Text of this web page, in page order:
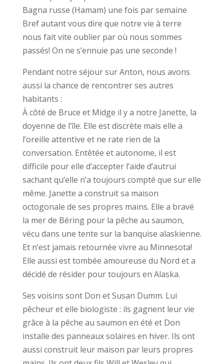
Bagna russe (Hamam) une fois par semaine
Bref autant vous dire que notre vie à terre
nous fait vite oublier par où nous sommes
passés! On ne s’ennuie pas une seconde !
Pendant notre séjour sur Anton, nous avons
aussi la chance de rencontrer ses autres
habitants :
À côté de Bruce et Midge il y a notre Janette, la
doyenne de l’île. Elle est discrète mais elle a
l’oreille attentive et ne rate rien de la
conversation. Entêtée et autonome, il est
difficile pour elle d’accepter l’aide d’autrui
sachant qu’elle n’a toujours compté que sur elle
même. Janette a construit sa maison
octogonale de ses propres mains. Elle a bravé
la mer de Béring pour la pêche au saumon,
vécu dans une tente sur la banquise alaskienne.
Et n’est jamais retournée vivre au Minnesota!
Elle aussi est tombée amoureuse du Nord et a
décidé de résider pour toujours en Alaska.
Ses voisins sont Don et Susan Dumm. Lui
pêcheur et elle biologiste : ils gagnent leur vie
grâce à la pêche au saumon en été et Don
installe des panneaux solaires en hiver. Ils ont
aussi construit leur maison par leurs propres